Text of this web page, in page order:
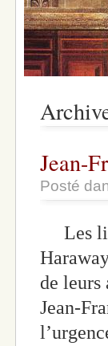
Jean-
Posté
Les
de leurs
Jean-